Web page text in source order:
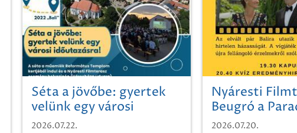
Séta a jövőbe: gyertek
velünk egy városi
időutazásra!
2026.07.22.
Nyáresti
Beugró a
2026.07.20.